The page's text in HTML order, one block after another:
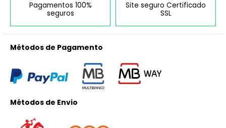
Pagamentos 100%
seguros
Site seguro Certificado
SSL
Métodos de Pagamento
Métodos de Envio